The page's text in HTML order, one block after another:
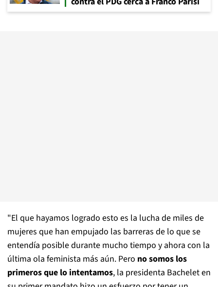
"El que hayamos logrado esto es la lucha de miles de
mujeres que han empujado las barreras de lo que se
entendía posible durante mucho tiempo y ahora con la
última ola feminista más aún. Pero no somos los
primeros que lo intentamos, la presidenta Bachelet en